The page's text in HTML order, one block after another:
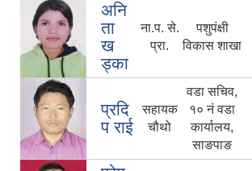
अनि
ता
ख
ड्का
ना.प. से.
प्रा.
पशुपंक्षी
विकास शाखा
प्रदि
प राई
सहायक
चौथो
वडा सचिव,
१० नं वडा
कार्यालय,
साङपाङ